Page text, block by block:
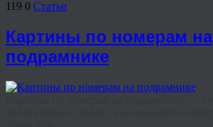
119 0 Статьи
Картины по номерам на
подрамнике